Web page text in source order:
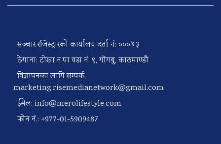
सञ्चार रजिस्ट्रारको कार्यालय दर्ता नं: ०००४३
ठेगाना: टोखा न.पा वडा नं. ९, गोंगबु, काठमाण्डौ
विज्ञापनका लागि सम्पर्क:
marketing.risemedianetwork@gmail.com
ईमेल: info@merolifestyle.com
फोन नं.: +977-01-5909487